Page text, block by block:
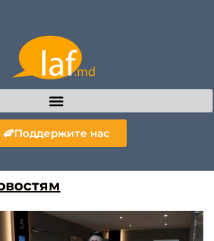
Поддержите нас